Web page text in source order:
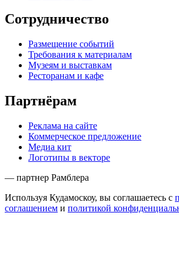
Сотрудничество
Размещение событий
Требования к материалам
Музеям и выставкам
Ресторанам и кафе
Партнёрам
Реклама на сайте
Коммерческое предложение
Медиа кит
Логотипы в векторе
— партнер Рамблера
Используя Кудамоскоу, вы соглашаетесь с
соглашением и политикой